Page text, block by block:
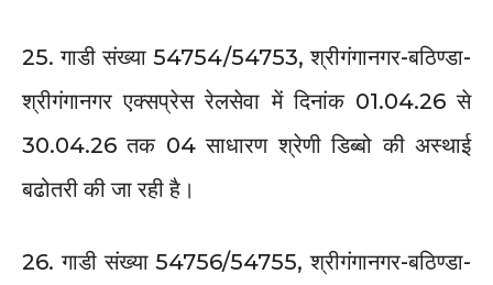
25. गाडी संख्या 54754/54753, श्रीगंगानगर-बठिण्डा-
श्रीगंगानगर एक्सप्रेस रेलसेवा में दिनांक 01.04.26 से
30.04.26 तक 04 साधारण श्रेणी डिब्बो की अस्थाई
बढोतरी की जा रही है।
26. गाडी संख्या 54756/54755, श्रीगंगानगर-बठिण्डा-